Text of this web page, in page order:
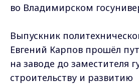
во Владимирском
Выпускник
Евгений Карпов прошёл
на заводе до заместителя
строительству и развитию